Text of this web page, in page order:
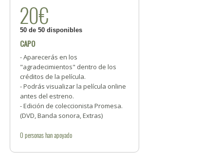
20€
50 de 50 disponibles
CAPO
- Aparecerás en los
"agradecimientos" dentro de los
créditos de la película.
- Podrás visualizar la película online
antes del estreno.
- Edición de coleccionista Promesa.
(DVD, Banda sonora, Extras)
0 personashan apoyado